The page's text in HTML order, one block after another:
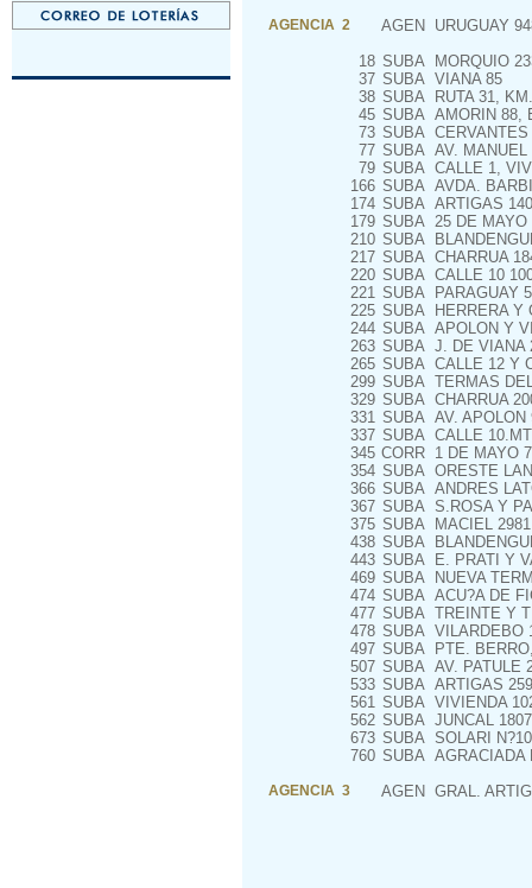
AGENCIA 2 AGEN URUGUAY
18 SUBA MORQUIO
37 SUBA VIANA 85
38 SUBA RUTA 31,
45 SUBA AMORIN 88,
73 SUBA CERVANTES
77 SUBA AV.
79 SUBA CALLE 1,
166 SUBA AVDA.
174 SUBA ARTIGAS
179 SUBA 25 DE
210 SUBA
217 SUBA CHARRUA
220 SUBA CALLE 10
221 SUBA PARAGUAY
225 SUBA HERRERA Y
244 SUBA APOLON Y
263 SUBA J. DE VIANA
265 SUBA CALLE 12 Y
299 SUBA TERMAS
329 SUBA CHARRUA
331 SUBA AV.
337 SUBA CALLE
345 CORR 1 DE MAYO
354 SUBA ORESTE
366 SUBA ANDRES
367 SUBA S.ROSA Y
375 SUBA MACIEL
438 SUBA
443 SUBA E. PRATI Y
469 SUBA NUEVA
474 SUBA ACU?A DE
477 SUBA TREINTE Y
478 SUBA VILARDEBO
497 SUBA PTE.
507 SUBA AV. PATULE
533 SUBA ARTIGAS
561 SUBA VIVIENDA
562 SUBA JUNCAL 1807
673 SUBA SOLARI
760 SUBA AGRACIADA
AGENCIA 3 AGEN GRAL.